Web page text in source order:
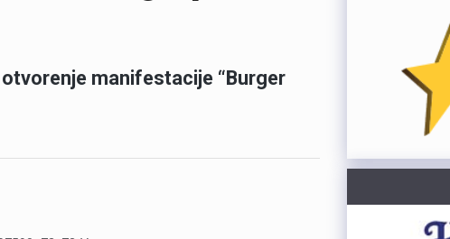
manifestacije “Burger